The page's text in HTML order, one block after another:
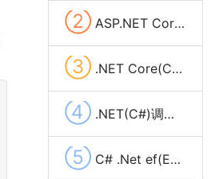
② ASP.NET Core 使用HttpClient PostAsync POST Json数据
③ .NET Core(C#) RestSharp GET和POST请求、下载大文件及cookie管理
④ .NET(C#)调用cmd.exe(dos命令)两种方法(Process,Cli)
⑤ C# .Net ef(Entity Framework 6) SQLite配置使用(codefirst)